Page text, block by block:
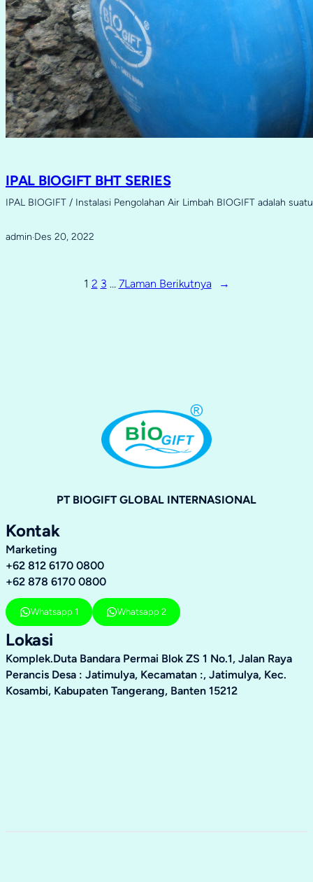
IPAL BIOGIFT BHT SERIES
IPAL BIOGIFT / Instalasi Pengolahan Air Limbah BIOGIFT adalah
admin·Des 20, 2022
1 2 3 … 7Laman Berikutnya →
PT BIOGIFT GLOBAL INTERNASIONAL
Kontak
Marketing
+62 812 6170 0800
+62 878 6170 0800
Whatsapp 1 Whatsapp 2
Lokasi
Komplek.Duta Bandara Permai Blok ZS 1 No.1, Jalan Raya
Perancis Desa : Jatimulya, Kecamatan :, Jatimulya, Kec.
Kosambi, Kabupaten Tangerang, Banten 15212